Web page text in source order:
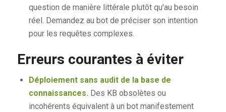
question de manière littérale plutôt qu'au besoin
réel. Demandez au bot de préciser son intention
pour les requêtes complexes.
Erreurs courantes à éviter
Déploiement sans audit de la base de
connaissances.Des KB obsolètes ou
incohérents équivalent à un bot manifestement